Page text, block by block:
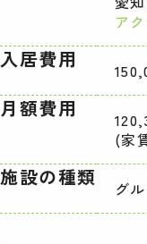
ア
入居費用
月額費用
(家
施設の種類 グ